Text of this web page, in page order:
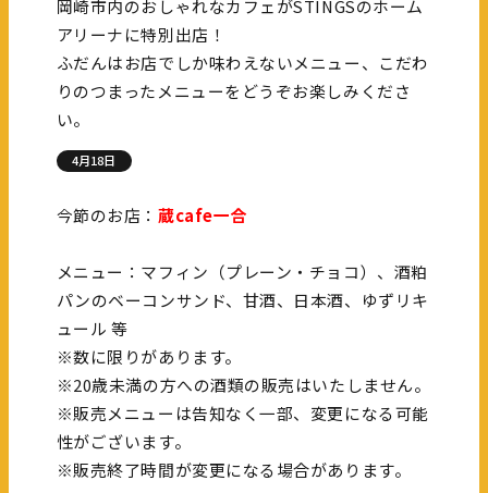
岡崎市内のおしゃれなカフェがSTINGSのホーム
アリーナに特別出店！
ふだんはお店でしか味わえないメニュー、こだわ
りのつまったメニューをどうぞお楽しみくださ
い。
4月18日
今節のお店： 蔵cafe一合
メニュー：マフィン（プレーン・チョコ）、酒粕
パンのベーコンサンド、甘酒、日本酒、ゆずリキ
ュール 等
※数に限りがあります。
※20歳未満の方への酒類の販売はいたしません。
※販売メニューは告知なく一部、変更になる可能
性がございます。
※販売終了時間が変更になる場合があります。